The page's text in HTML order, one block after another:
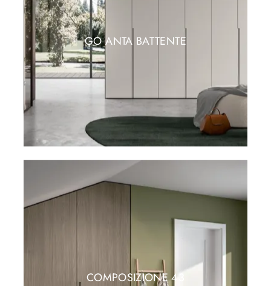
GO ANTA BATTENTE
COMPOSIZIONE 43